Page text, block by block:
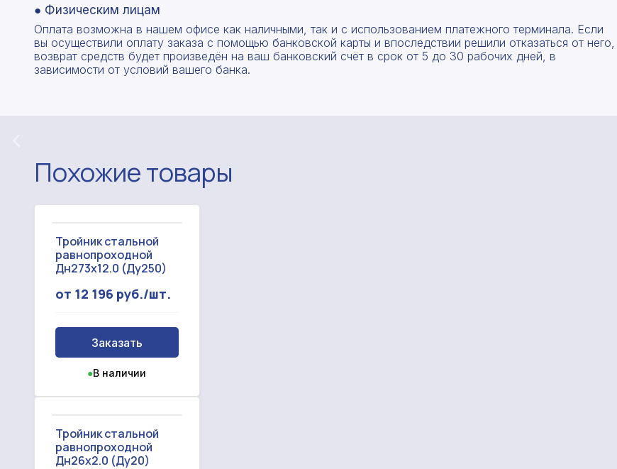
● Физическим лицам
Оплата возможна в нашем офисе как наличными, так и с использованием платежного терминала. Если
вы осуществили оплату заказа с помощью банковской карты и впоследствии решили отказаться от него,
возврат средств будет произведён на ваш банковский счёт в срок от 5 до 30 рабочих дней, в
зависимости от условий вашего банка.
Похожие товары
Тройник стальной
равнопроходной
Дн273х12.0 (Ду250)
от 12 196 руб./шт.
Заказать
●В наличии
Тройник стальной
равнопроходной
Дн26х2.0 (Ду20)
Рассчитать смету
Заполните форму ниже, чтобы получить точный
расчет сметы. Мы свяжемся с вами в кратчайшие
Оставьте номер телефона